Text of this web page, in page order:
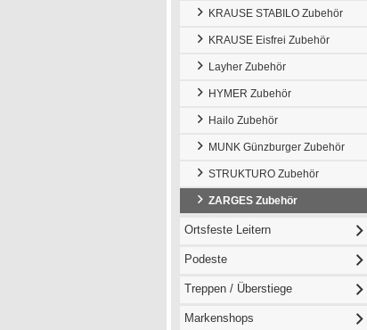
KRAUSE STABILO Zubehör
KRAUSE Eisfrei Zubehör
Layher Zubehör
HYMER Zubehör
Hailo Zubehör
MUNK Günzburger Zubehör
STRUKTURO Zubehör
ZARGES Zubehör
Ortsfeste Leitern
Podeste
Treppen / Überstiege
Markenshops